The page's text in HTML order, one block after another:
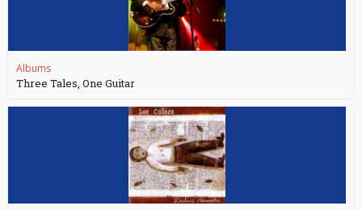
Albums
Three Tales, One Guitar